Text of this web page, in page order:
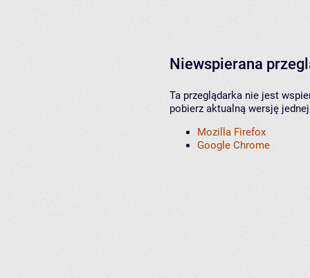
Niewspierana
Ta przeglądarka nie jest
pobierz aktualną wersję
Mozilla Firefox
Google Chrome